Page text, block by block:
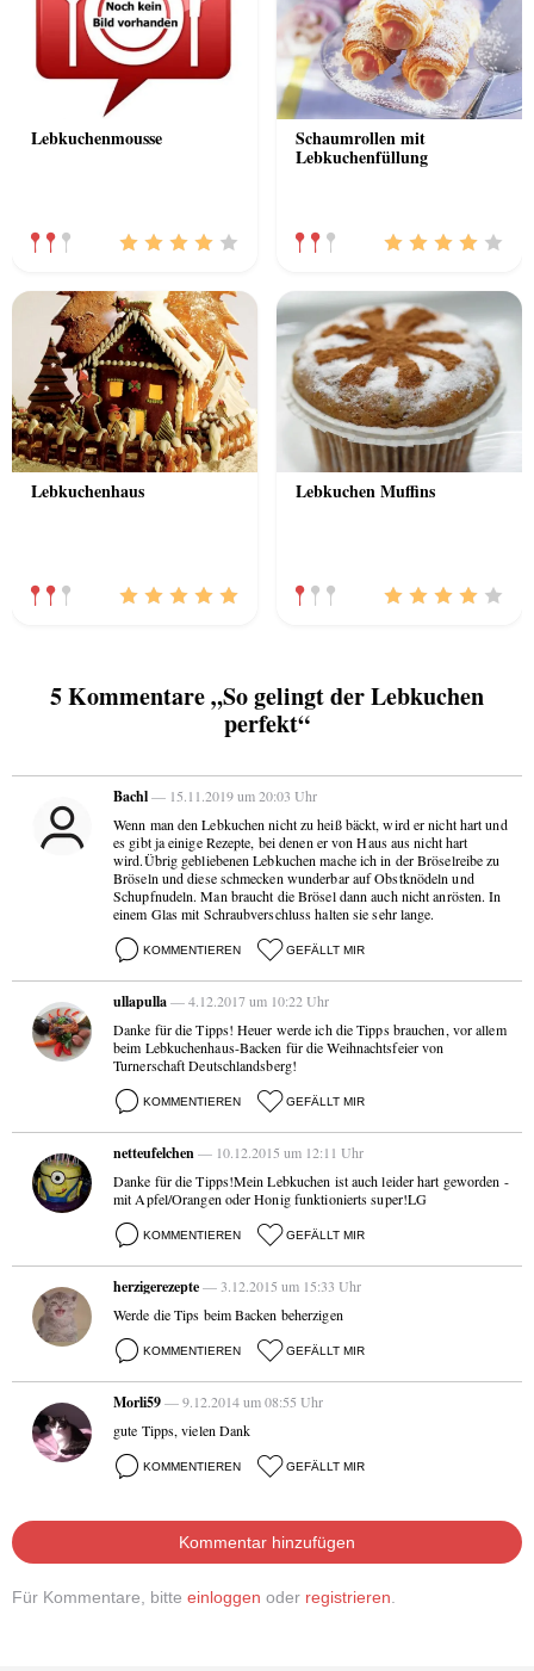
Lebkuchenmousse Schaumrollen mit
Lebkuchenfüllung
Lebkuchenhaus Lebkuchen Muffins
5 Kommentare „So gelingt der Lebkuchen
perfekt“
Bachl— 15.11.2019 um 20:03 Uhr
Wenn man den Lebkuchen nicht zu heiß bäckt, wird er nicht hart und
es gibt ja einige Rezepte, bei denen er von Haus aus nicht hart
wird.Übrig gebliebenen Lebkuchen mache ich in der Bröselreibe zu
Bröseln und diese schmecken wunderbar auf Obstknödeln und
Schupfnudeln. Man braucht die Brösel dann auch nicht anrösten. In
einem Glas mit Schraubverschluss halten sie sehr lange.
KOMMENTIEREN GEFÄLLT MIR
ullapulla— 4.12.2017 um 10:22 Uhr
Danke für die Tipps! Heuer werde ich die Tipps brauchen, vor allem
beim Lebkuchenhaus-Backen für die Weihnachtsfeier von
Turnerschaft Deutschlandsberg!
KOMMENTIEREN GEFÄLLT MIR
netteufelchen— 10.12.2015 um 12:11 Uhr
Danke für die Tipps!Mein Lebkuchen ist auch leider hart geworden -
mit Apfel/Orangen oder Honig funktionierts super!LG
KOMMENTIEREN GEFÄLLT MIR
herzigerezepte— 3.12.2015 um 15:33 Uhr
Werde die Tips beim Backen beherzigen
KOMMENTIEREN GEFÄLLT MIR
Morli59— 9.12.2014 um 08:55 Uhr
gute Tipps, vielen Dank
KOMMENTIEREN GEFÄLLT MIR
Kommentar hinzufügen
Für Kommentare, bitte einloggen oder registrieren.